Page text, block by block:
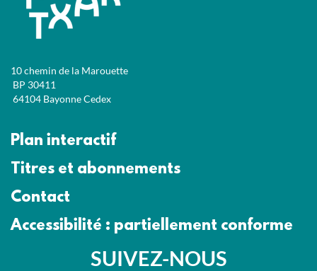
10 chemin de la Marouette
BP 30411
64104 Bayonne Cedex
Plan interactif
Titres et abonnements
Contact
Accessibilité : partiellement conforme
SUIVEZ-NOUS